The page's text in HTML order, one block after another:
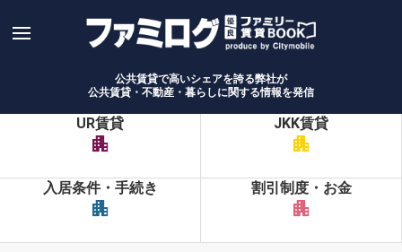
公共賃貸で高いシェアを誇る弊社が
公共賃貸・不動産・暮らしに関する情報を発信
UR賃貸
apartment
JKK賃貸
apartment
入居条件・手続き
apartment
割引制度・お金
apartment